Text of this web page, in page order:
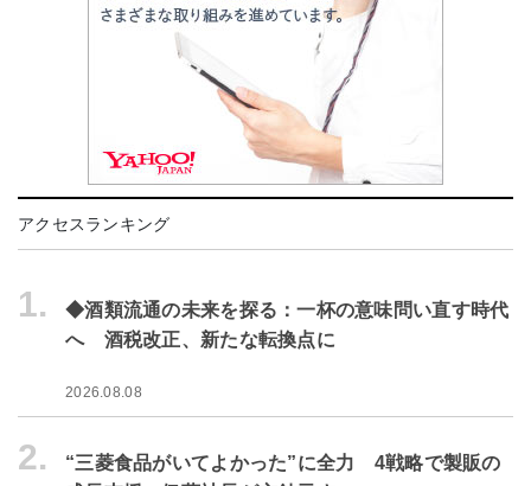
アクセスランキング
1.
◆酒類流通の未来を探る：一杯の意味問い直す時代
へ 酒税改正、新たな転換点に
2026.08.08
2.
“三菱食品がいてよかった”に全力 4戦略で製販の